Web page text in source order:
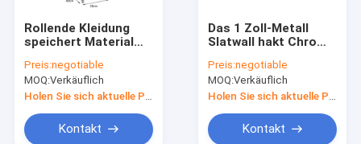
Rollende Kleidung
speichert Material
des Gestells
1200×400×1400mm
Preis:negotiable
MOQ:Verkäuflich
Kontakt
Das 1 Zoll-Metall
Slatwall hakt Chrome
galvanisiertes
Oberflächenbehandlung
ODM
Preis:negotiable
MOQ:Verkäuflich
Kontakt